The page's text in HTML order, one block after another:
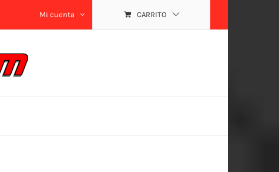
Mi cuenta CARRITO